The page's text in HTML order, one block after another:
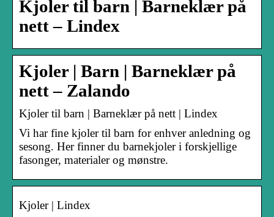
Kjoler til barn | Barneklær på
nett – Lindex
Kjoler | Barn | Barneklær på
nett – Zalando
Kjoler til barn | Barneklær på nett | Lindex
Vi har fine kjoler til barn for enhver anledning og
sesong. Her finner du barnekjoler i forskjellige
fasonger, materialer og mønstre.
Kjoler | Lindex